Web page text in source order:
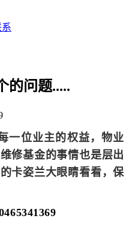
的问题.....
一位业主的权益，物业
修基金的事情也是层出
卡姿兰大眼睛看看 ，保